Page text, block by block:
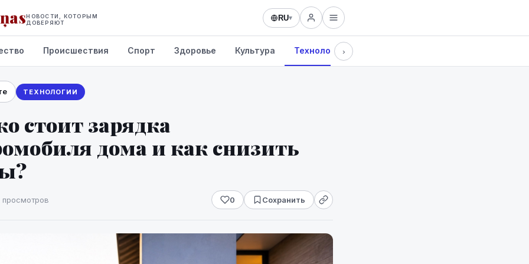
НОВОСТИ, КОТОРЫМ
ДОВЕРЯЮТ
RU▾
Происшествия Спорт Здоровье Культура Технологии›
ТЕХНОЛОГИИ
стоит зарядка
дома и как снизить
просмотров 0 Сохранить